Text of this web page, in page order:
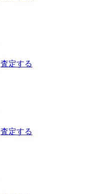
査定する
査定する